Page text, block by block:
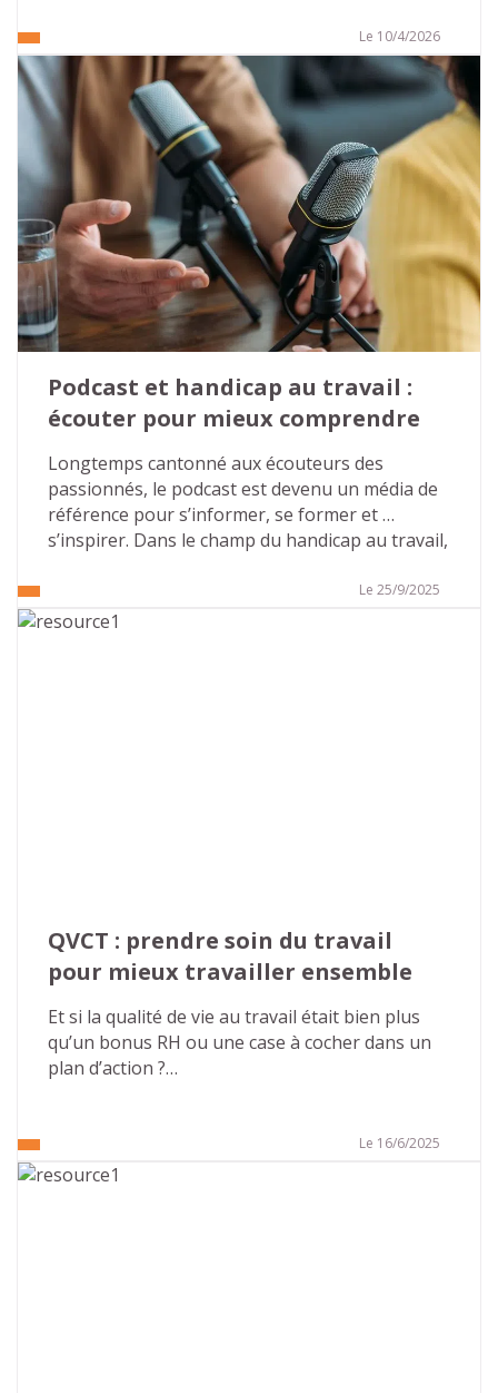
méconnaissance crée un terrain favorable aux
discours alarmistes de certains démarcheurs
commerciaux.
Pour les directions des ressources humaines et
les référents handicap, l’enjeu est simple :
comprendre les règles, sécuriser les pratiques
internes et ne pas céder à la pression
extérieure.
Le 10/4/2026
Podcast et handicap au travail :
écouter pour mieux comprendre
Longtemps cantonné aux écouteurs des
passionnés, le podcast est devenu un média de
référence pour s’informer, se former et
s’inspirer. Dans le champ du handicap au travail,
parcours pluriels, des clés concrètes pour agir
en entreprise. Avec ses deux saisons déjà
Le 25/9/2025
QVCT : prendre soin du travail
pour mieux travailler ensemble
Et si la qualité de vie au travail était bien plus
qu’un bonus RH ou une case à cocher dans un
plan d’action ?
évolution, où les exigences s’accumulent et les
repères bougent, il devient essentiel de
Le 16/6/2025